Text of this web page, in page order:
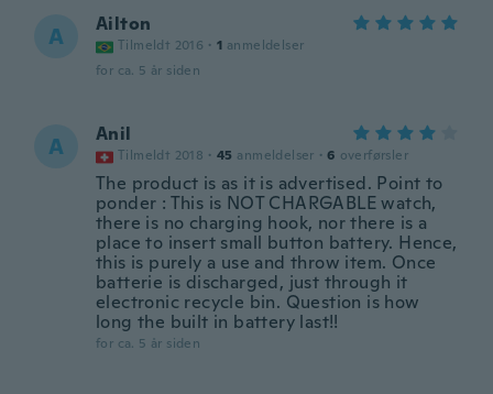
A Ailton
Tilmeldt 2016 · 1 anmeldelser
for ca. 5 år siden
A Anil
Tilmeldt 2018 · 45 anmeldelser · 6 overførsler
The product is as it is advertised. Point to
ponder : This is NOT CHARGABLE watch,
there is no charging hook, nor there is a
place to insert small button battery. Hence,
this is purely a use and throw item. Once
batterie is discharged, just through it
electronic recycle bin. Question is how
long the built in battery last!!
for ca. 5 år siden